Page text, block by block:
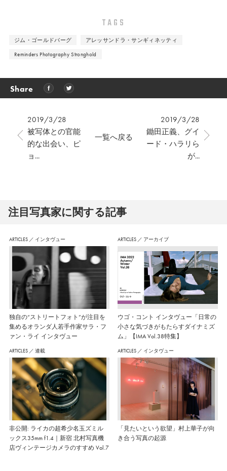
TAGS
ジム・ゴールドバーグ
アレッサンドラ・サンギィネッティ
Reminders Photography Stronghold
Share
2019/3/28
被写体との官能
的な出会い、ピ
ョ...
2019/3/28
鋤田正義、グイ
ード・ハラリら
が...
一覧へ戻る
注⽬写真家に関する記事
ARTICLES ／ インタヴュー
独自の“ストリートフォト”が注目を
集めるオランダ人若手作家サラ・フ
ァン・ライ インタヴュー
ARTICLES ／ アーカイブ
ウゴ・コント インタヴュー「日常の
小さな気づきがもたらすダイナミズ
ム」【IMA Vol.38特集】
ARTICLES ／ 連載
非公開: ライカの超希少名玉ズミル
ックス35mm f1.4｜新宿 北村写真機
店ヴィンテージカメラのすすめ Vol.7
ARTICLES ／ インタヴュー
「見たいという欲望」村上華子が向
き合う写真の起源